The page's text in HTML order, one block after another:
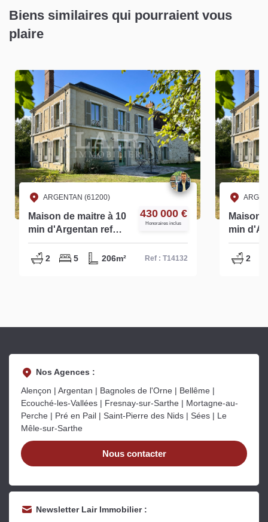
Biens similaires qui pourraient vous
plaire
ARGENTAN (61200)
Maison de maitre à 10
min d'Argentan ref
T14132
430 000 €
Honoraires inclus
2 5 206m² Ref : T14132
Maison
min
S14132
2
Nos Agences :
Alençon | Argentan | Bagnoles de l'Orne | Bellême |
Ecouché-les-Vallées | Fresnay-sur-Sarthe | Mortagne-au-
Perche | Pré en Pail | Saint-Pierre des Nids | Sées | Le
Mêle-sur-Sarthe
Nous contacter
Newsletter Lair Immobilier :